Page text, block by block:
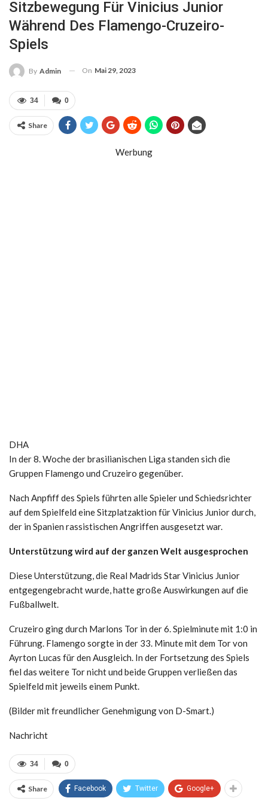
Sitzbewegung Für Vinicius Junior
Während Des Flamengo-Cruzeiro-
Spiels
By Admin On Mai 29, 2023
0
34
Share
Werbung
DHA
In der 8. Woche der brasilianischen Liga standen sich die
Gruppen Flamengo und Cruzeiro gegenüber.
Nach Anpfiff des Spiels führten alle Spieler und Schiedsrichter
auf dem Spielfeld eine Sitzplatzaktion für Vinicius Junior durch,
der in Spanien rassistischen Angriffen ausgesetzt war.
Unterstützung wird auf der ganzen Welt ausgesprochen
Diese Unterstützung, die Real Madrids Star Vinicius Junior
entgegengebracht wurde, hatte große Auswirkungen auf die
Fußballwelt.
Cruzeiro ging durch Marlons Tor in der 6. Spielminute mit 1:0 in
Führung. Flamengo sorgte in der 33. Minute mit dem Tor von
Ayrton Lucas für den Ausgleich. In der Fortsetzung des Spiels
fiel das weitere Tor nicht und beide Gruppen verließen das
Spielfeld mit jeweils einem Punkt.
(Bilder mit freundlicher Genehmigung von D-Smart.)
Nachricht
0
34
Share Facebook Twitter Google+